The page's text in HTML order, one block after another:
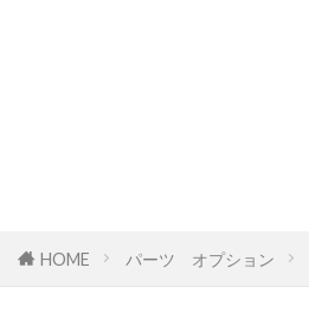
HOME パーツ オプション